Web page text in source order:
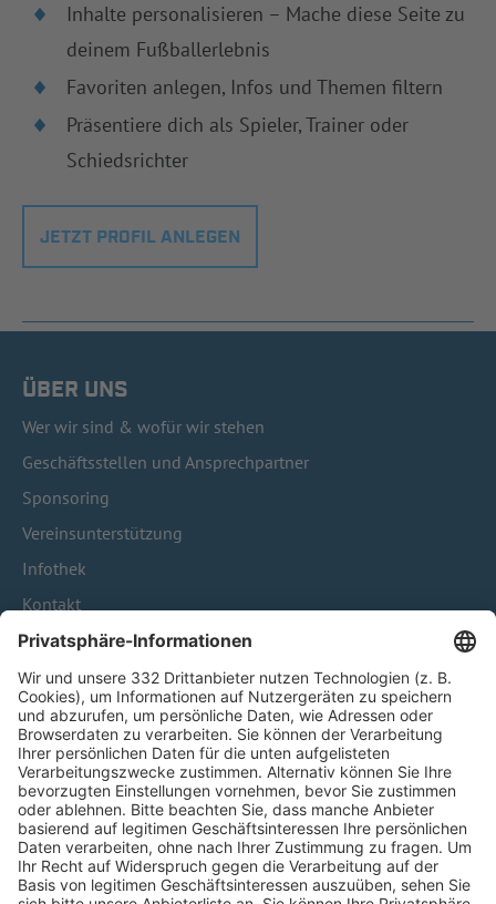
Inhalte personalisieren – Mache diese Seite zu
deinem Fußballerlebnis
Favoriten anlegen, Infos und Themen filtern
Präsentiere dich als Spieler, Trainer oder
Schiedsrichter
JETZT PROFIL ANLEGEN
ÜBER UNS
Wer wir sind & wofür wir stehen
Geschäftsstellen und Ansprechpartner
Sponsoring
Vereinsunterstützung
Infothek
Kontakt
HÄUFIG BESUCHTE SEITEN
Pässe und Vereinswechsel
Trainerausbildung
Schulungsangebot Vereinsmitarbeiter
BFV-Geschäftsstellen
Trainerbörse
Login SpielPlus